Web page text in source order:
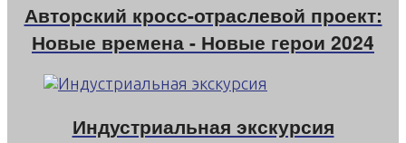
Авторский кросс-отраслевой проект:
Новые времена - Новые герои 2024
Индустриальная экскурсия